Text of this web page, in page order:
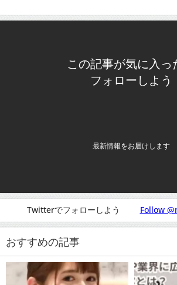
この記事が気に入っ
フォローしよう
最新情報をお届けします
Twitterでフォローしよう Follow
おすすめの記事